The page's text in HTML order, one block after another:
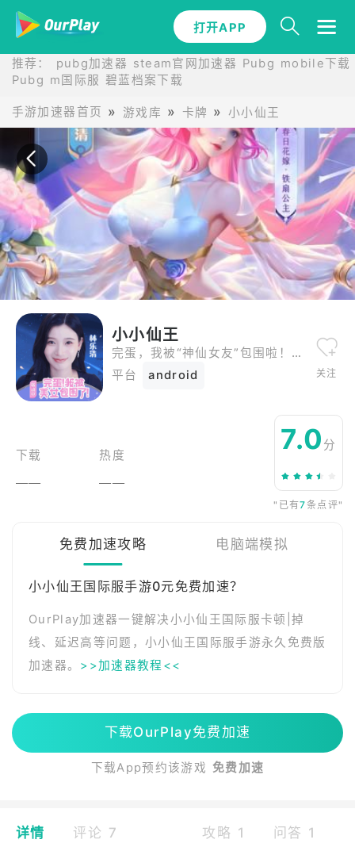
打开APP
推荐： pubg加速器 steam官网加速器 Pubg mobile下载
Pubg m国际服 碧蓝档案下载
手游加速器首页 游戏库 卡牌 小小仙王
打开APP
小小仙王
完蛋，我被“神仙女友”包围啦！ 在《小小仙王》的世界当中，你将穿越至上古洪荒，以仙王之姿，置身于一场波澜壮阔的神魔之战中，体验仙凡交织、情感纷繁的修仙之旅！
平台
android 关注
下载
——
热度
——
7.0 分
"已有7 条点评"
免费加速攻略 电脑端模拟
小小仙王国际服手游0元免费加速？
OurPlay加速器一键解决小小仙王国际服卡顿|掉
线、延迟高等问题，小小仙王国际服手游永久免费版
加速器。 >>加速器教程<<
下载OurPlay免费加速
下载App预约该游戏 免费加速
详情 评论 7 攻略 1 问答 1